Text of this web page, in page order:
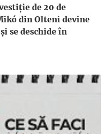
de 20 de
din Olteni devine
se deschide în